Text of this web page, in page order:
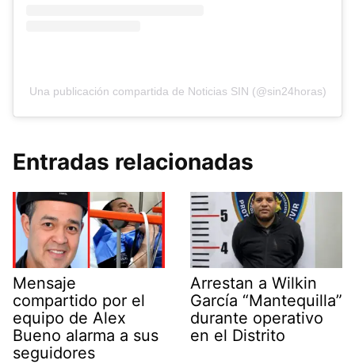
Una publicación compartida de Noticias SIN (@sin24horas)
Entradas relacionadas
Mensaje
compartido por el
equipo de Alex
Bueno alarma a sus
seguidores
Arrestan a Wilkin
García “Mantequilla”
durante operativo
en el Distrito